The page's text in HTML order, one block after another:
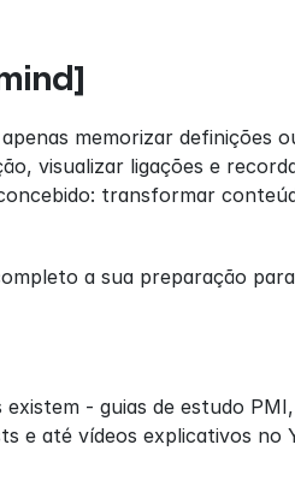
memorizar definições
visualizar ligações e
transformar
a sua preparação
- guias de estudo
e até vídeos explicativos no